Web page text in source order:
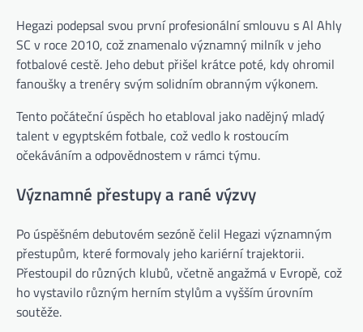
Hegazi podepsal svou první profesionální smlouvu s Al Ahly
SC v roce 2010, což znamenalo významný milník v jeho
fotbalové cestě. Jeho debut přišel krátce poté, kdy ohromil
fanoušky a trenéry svým solidním obranným výkonem.
Tento počáteční úspěch ho etabloval jako nadějný mladý
talent v egyptském fotbale, což vedlo k rostoucím
očekáváním a odpovědnostem v rámci týmu.
Významné přestupy a rané výzvy
Po úspěšném debutovém sezóně čelil Hegazi významným
přestupům, které formovaly jeho kariérní trajektorii.
Přestoupil do různých klubů, včetně angažmá v Evropě, což
ho vystavilo různým herním stylům a vyšším úrovním
soutěže.